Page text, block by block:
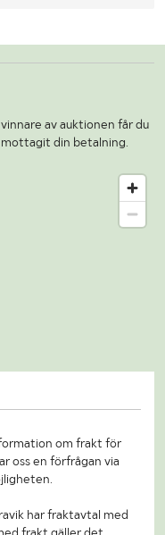
av auktionen får du
din betalning.
om frakt för
oss en förfrågan via
har fraktavtal med